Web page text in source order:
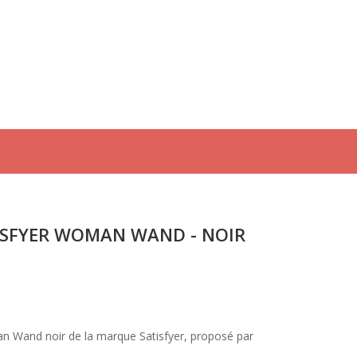
WOMAN WAND - NOIR
Wand noir de la marque Satisfyer, proposé par